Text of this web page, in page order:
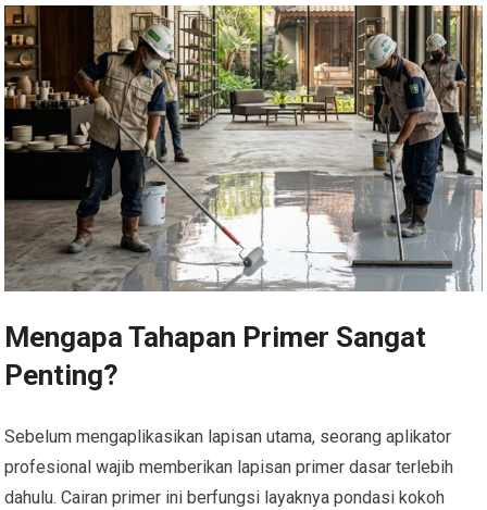
Mengapa Tahapan Primer Sangat
Penting?
Sebelum mengaplikasikan lapisan utama, seorang aplikator
profesional wajib memberikan lapisan primer dasar terlebih
dahulu. Cairan primer ini berfungsi layaknya pondasi kokoh